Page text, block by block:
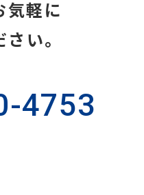
気軽に
い。
4753